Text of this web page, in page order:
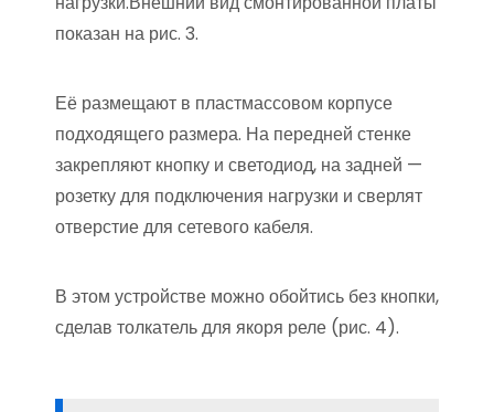
показан на рис. 3.
Её размещают в пластмассовом корпусе
подходящего размера. На передней стенке
закрепляют кнопку и светодиод, на задней —
розетку для подключения нагрузки и сверлят
отверстие для сетевого кабеля.
В этом устройстве можно обойтись без кнопки,
сделав толкатель для якоря реле (рис. 4).